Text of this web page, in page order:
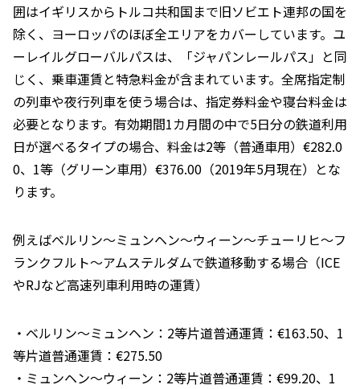
囲はイギリスからトルコ共和国まで旧ソビエト連邦の国を
除く、ヨーロッパのほぼ全エリアをカバーしています。ユ
ーレイルグローバルパスは、「ジャパンレールパス」と同
じく、乗車運賃と特急料金が含まれています。全席指定制
の列車や夜行列車を使う場合は、指定券料金や寝台料金は
必要となります。有効期間1カ月間の中で5日分の鉄道利用
日が選べるタイプの場合、料金は2等（普通車用）€282.0
0、1等（グリーン車用）€376.00（2019年5月現在）とな
ります。
例えばベルリン～ミュンヘン～ウィーン～チューリヒ～フ
ランクフルト～アムステルダムで鉄道移動する場合（ICE
やRJなど高速列車利用時の運賃）
・ベルリン～ミュンヘン：2等片道普通運賃：€163.50、1
等片道普通運賃：€275.50
・ミュンヘン～ウィーン：2等片道普通運賃：€99.20、1